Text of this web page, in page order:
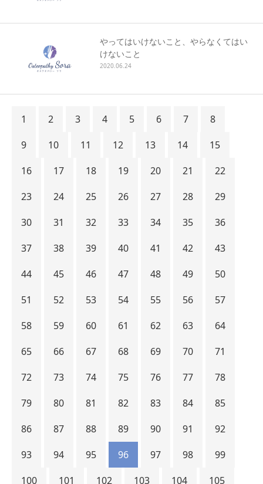
やってはいけないこと、やらなくてはい
けないこと
2020.06.24
1 2 3 4 5 6 7
8
9
10 11 12 13 14
15
16
17 18 19 20 21
22
23
24 25 26 27 28
29
30
31 32 33 34 35
36
37
38 39 40 41 42
43
44
45 46 47 48 49
50
51
52 53 54 55 56
57
58
59 60 61 62 63
64
65
66 67 68 69 70
71
72
73 74 75 76 77
78
79
80 81 82 83 84
85
86
87 88 89 90 91
92
93
94 95 96 97 98
99
100
101 102 103 104 105